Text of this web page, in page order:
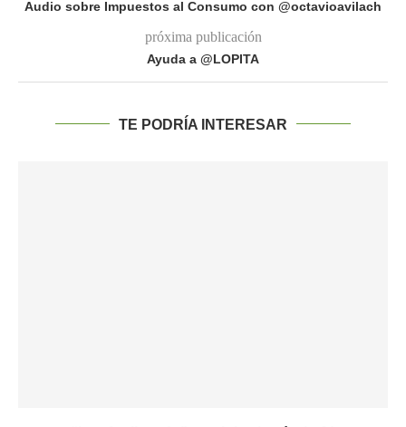
Audio sobre Impuestos al Consumo con @octavioavilach
próxima publicación
Ayuda a @LOPITA
TE PODRÍA INTERESAR